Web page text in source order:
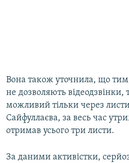
Вона також уточнила, що
не дозволяють відеодзвінки,
можливий тільки через
Сайфуллаєва, за весь час
отримав усього три листи.
За даними активістки,